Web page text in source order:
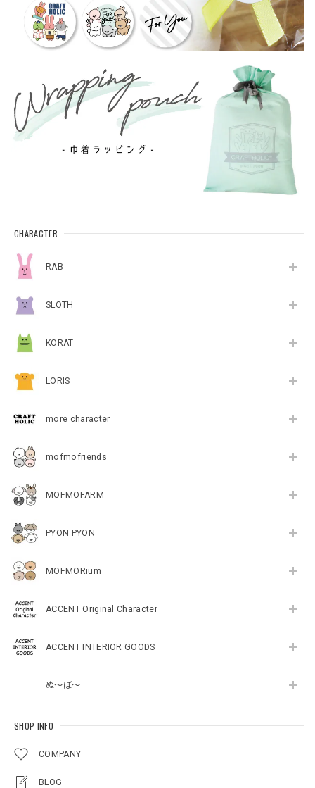
CHARACTER
RAB
SLOTH
KORAT
LORIS
more character
mofmofriends
MOFMOFARM
PYON PYON
MOFMORium
ACCENT Original Character
ACCENT INTERIOR GOODS
ぬ～ぼ～
SHOP INFO
COMPANY
BLOG